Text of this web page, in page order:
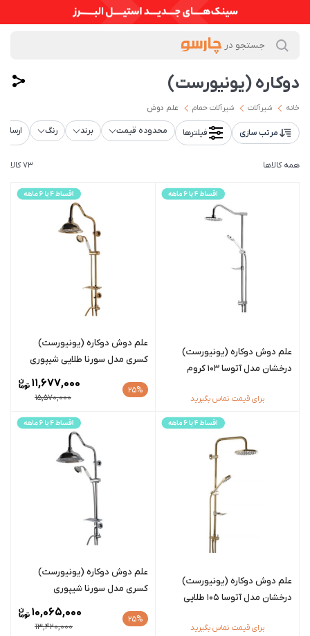
دوکاره (یونیورست)
خانه شیرآلات شیرآلات حمام علم دوش
73 کالا همه کالاها
مرتب سازی فیلترها محدوده قیمت برند رنگ ارسال
علم دوش دوکاره (یونیورست)
درخشان مدل آتوسا 103 کروم
برای قیمت تماس بگیرید
علم دوش دوکاره (یونیورست)
کسری مدل سورنا طلایی شیپوری
25%
15,570,000
11,677,000
علم دوش دوکاره (یونیورست)
درخشان مدل آتوسا 105 طلایی
برای قیمت تماس بگیرید
علم دوش دوکاره (یونیورست)
کسری مدل سورنا شیپوری
25%
13,420,000
10,065,000